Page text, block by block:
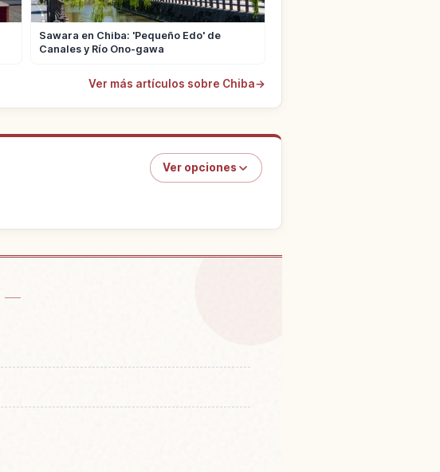
Sawara en Chiba: 'Pequeño Edo' de
Canales y Río Ono-gawa
Ver más artículos sobre Chiba→
Ver opciones